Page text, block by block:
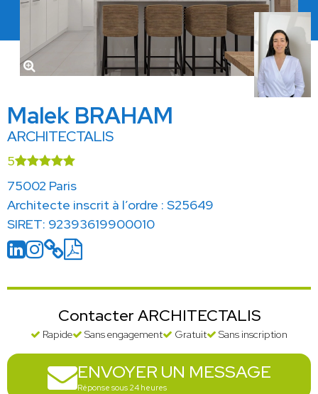
Malek BRAHAM
ARCHITECTALIS
5
75002 Paris
Architecte inscrit à l’ordre : S25649
SIRET: 92393619900010
Contacter ARCHITECTALIS
Rapide Sans engagement Gratuit Sans inscription
ENVOYER UN MESSAGE
Réponse sous 24 heures